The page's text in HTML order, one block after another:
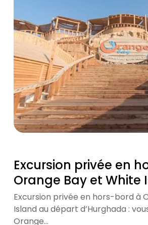
Excursion privée en
Orange Bay et White
Excursion privée en hors-bord à
Island au départ d’Hurghada :
Orange…